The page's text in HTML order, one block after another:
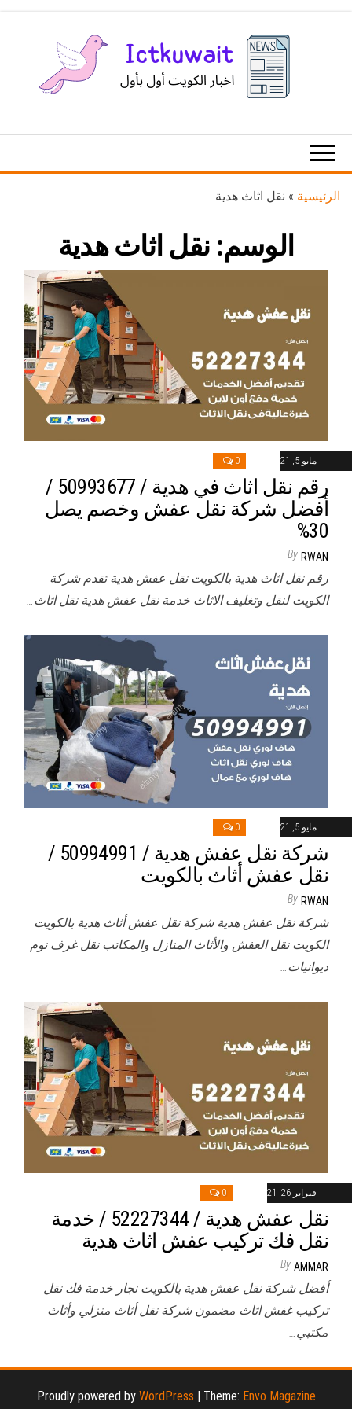
الكويت
الرئيسية » نقل اثاث هدية
الوسم: نقل اثاث هدية
مايو 5, 2021 0
رقم نقل اثاث في هدية / 50993677 /
أفضل شركة نقل عفش وخصم يصل
30%
By RWAN
رقم نقل اثاث هدية بالكويت نقل عفش هدية تقدم شركة
الكويت لنقل وتغليف الاثاث خدمة نقل عفش هدية نقل اثاث…
مايو 5, 2021 0
شركة نقل عفش هدية / 50994991 /
نقل عفش أثاث بالكويت
By RWAN
شركة نقل عفش هدية شركة نقل عفش أثاث هدية بالكويت
الكويت نقل العفش والأثاث المنازل والمكاتب نقل غرف نوم
ديوانيات…
فبراير 26, 2021 0
نقل عفش هدية / 52227344 / خدمة
نقل فك تركيب عفش اثاث هدية
By AMMAR
أفضل شركة نقل عفش هدية بالكويت نجار خدمة فك نقل
تركيب غفش اثاث مضمون شركة نقل أثاث منزلي وأثاث
مكتبي…
Proudly powered by WordPress | Theme: Envo Magazine